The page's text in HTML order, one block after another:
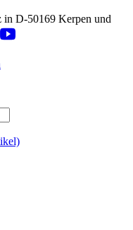
in D-50169 Kerpen und